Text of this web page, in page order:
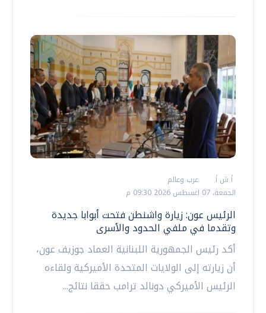
أ ش أ
عرب وعالم
الجمعة، 07 اغسطس 2026 09:30 م
الرئيس عون: زيارة واشنطن فتحت أبوابا جديدة
وتقدما في ملفي الحدود والأسرى
أكد رئيس الجمهورية اللبنانية العماد جوزيف عون،
أن زيارته إلى الولايات المتحدة الأميركية ولقاءه
الرئيس الأميركي دونالد ترامب حققا نتائج...